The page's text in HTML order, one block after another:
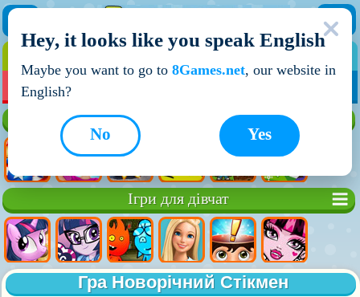
НОВІ ІГРИ
Ігри для дівчат
Гра Новорічний Стікмен
Hey, it looks like you speak English
Maybe you want to go to 8Games.net, our website in
English?
Yes
No